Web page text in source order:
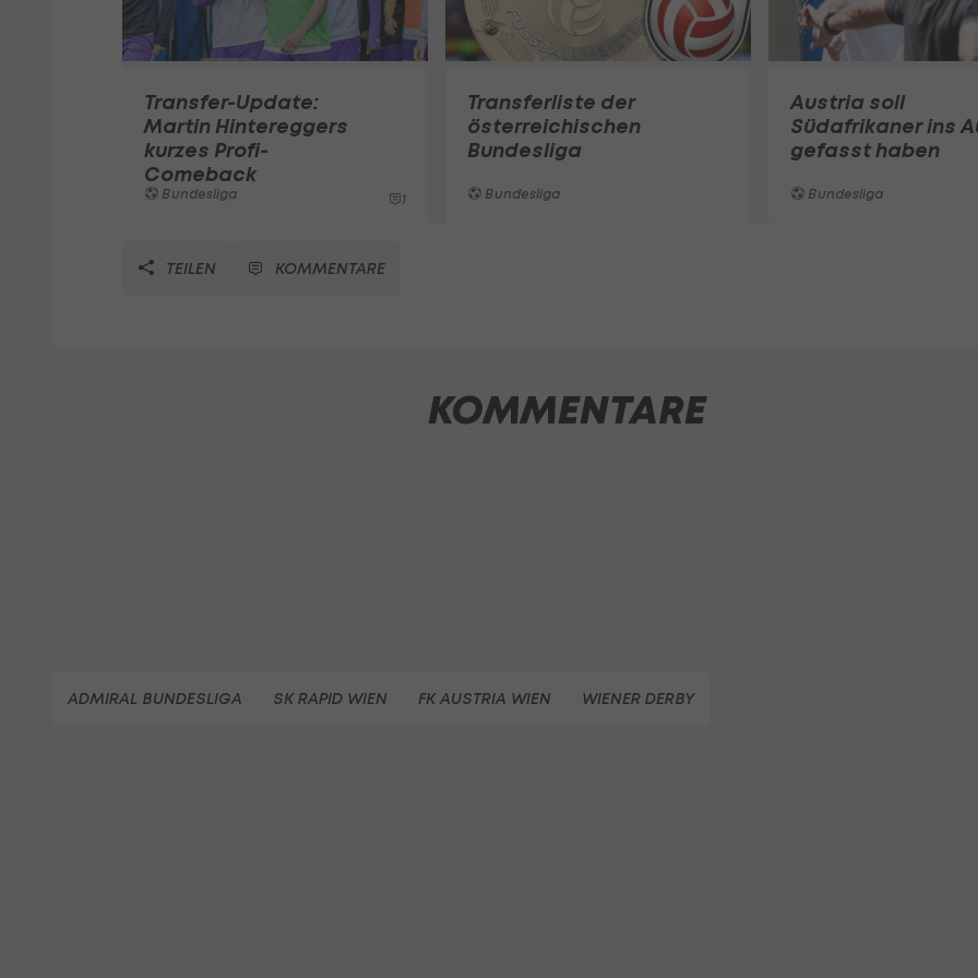
Transfer-Update:
Martin Hintereggers
kurzes Profi-
Comeback
Bundesliga 1
Transferliste der
österreichischen
Bundesliga
Bundesliga
Austria soll
Südafrikaner ins
gefasst haben
Bundesliga
TEILEN KOMMENTARE
KOMMENTARE
ADMIRAL BUNDESLIGA SK RAPID WIEN FK AUSTRIA WIEN WIENER DERBY